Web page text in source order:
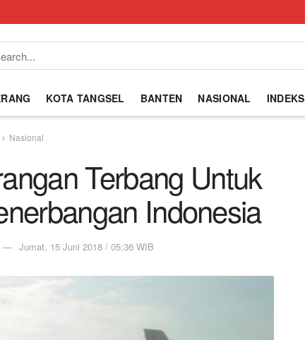
KOTA TANGSEL BANTEN NASIONAL INDEKS
Nasional
Terbang Untuk
Indonesia
Jumat, 15 Juni 2018 / 05:36 WIB